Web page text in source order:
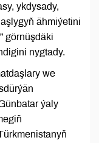
ykdysady,
ähmiýetini
görnüşdäki
nygtady.
we
ýaly